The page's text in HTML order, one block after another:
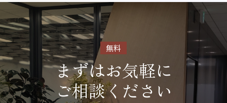
無料
まずはお気軽に
ご相談ください